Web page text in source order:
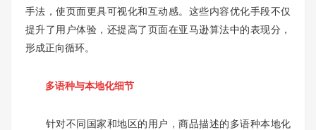
手法，使页面更具可视化和互动感。这些内容优化手段不仅
提升了用户体验，还提高了页面在亚马逊算法中的表现分，
形成正向循环。
多语种与本地化细节
针对不同国家和地区的用户，商品描述的多语种本地化